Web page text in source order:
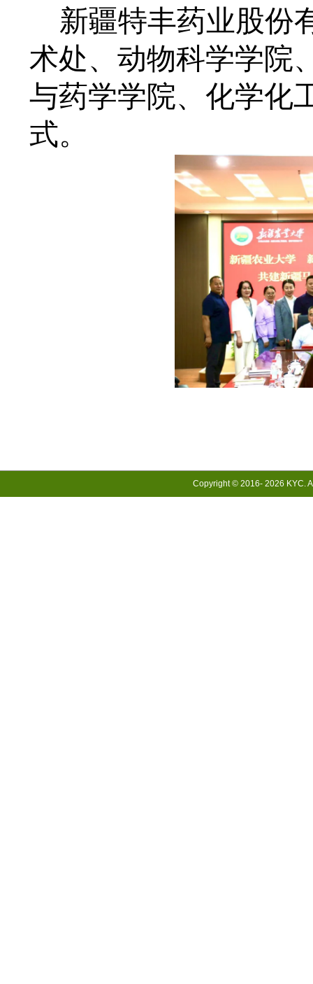
新疆特丰药业股份
术处、动物科学学院
与药学学院、化学化
式。
Copyright © 2016- 2026 KYC.